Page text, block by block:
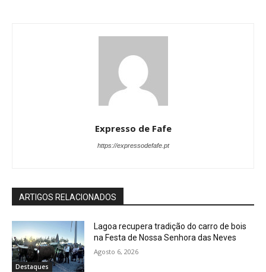
Expresso de Fafe
https://expressodefafe.pt
ARTIGOS RELACIONADOS
Destaques
Lagoa recupera tradição do carro de bois
na Festa de Nossa Senhora das Neves
Agosto 6, 2026